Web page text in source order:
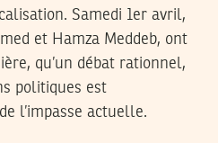
Samedi 1er avril,
et Hamza Meddeb, ont
qu’un débat rationnel,
politiques est
l’impasse actuelle.